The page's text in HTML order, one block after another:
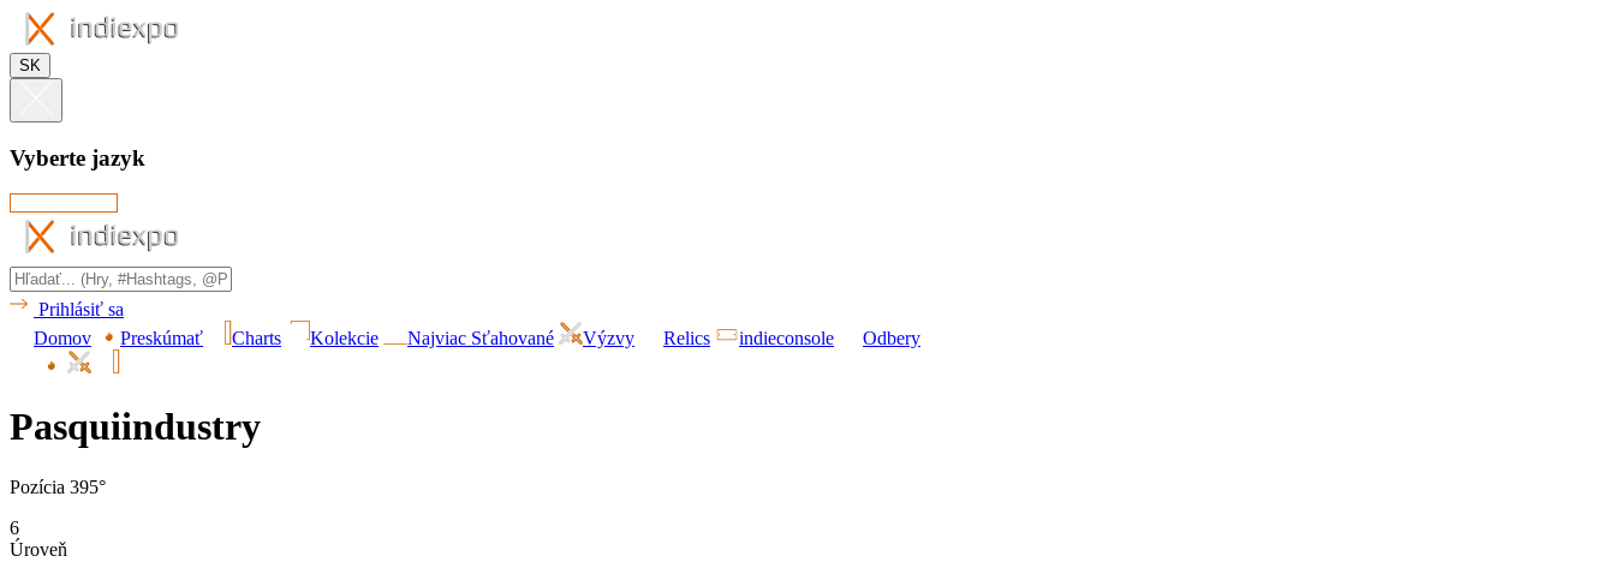
SK
Vyberte jazyk
Prihlásiť sa
Domov
Preskúmať Charts Kolekcie Najviac Sťahované Výzvy Relics indieconsole Odbery
Pasquiindustry
Pozícia 395°
6
Úroveň